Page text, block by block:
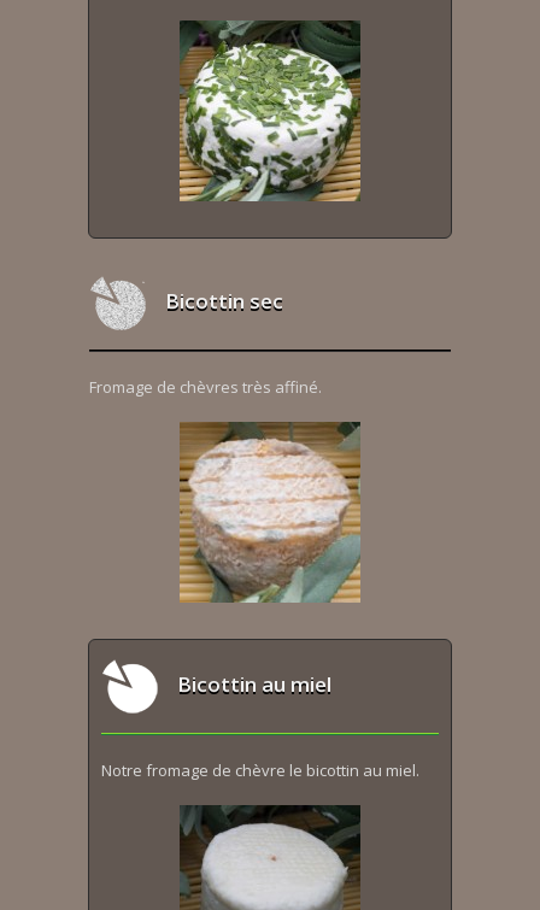
Bicottin sec
Fromage de chèvres très affiné.
Bicottin au miel
Notre fromage de chèvre le bicottin au miel.